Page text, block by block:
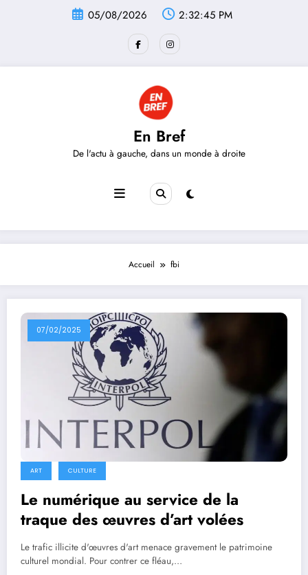
05/08/2026 2:32:45 PM
En Bref
De l'actu à gauche, dans un monde à droite
Accueil fbi
07/02/2025
ART CULTURE
Le numérique au service de la
traque des œuvres d’art volées
Le trafic illicite d'œuvres d'art menace gravement le patrimoine
culturel mondial. Pour contrer ce fléau,…